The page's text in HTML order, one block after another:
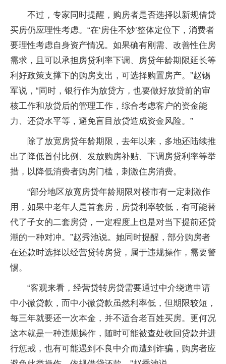
不过，专家同时提醒，购房者是否选择以新规借贷
买房仍应理性考虑。“在‘房住不炒’整体定位下，消费者
要理性考虑自身资产情况。如果确有刚需、改善性住房
需求，且可以承担房贷利率下调、房贷年龄期限延长等
利好政策支撑下的购房支出，可选择购置房产。”赵锡
军说，“同时，银行作为放贷方，也要做好放贷前的审
核工作和放贷后的管理工作，综合考虑客户的资金能
力、还贷水平等，避免盲目放贷造成资金风险。”
除了放宽房贷年龄期限，去年以来，多地还陆续推
出了降低首付比例、发放购房补贴、下调房贷利率等举
措，以降低消费者购房门槛，刺激住房消费。
“部分地区放宽房贷年龄期限对楼市有一定刺激作
用，如果中老年人是首套房，房贷利率较低，有可能替
代了子女的二套房贷，一定程度上也是对当下提前还贷
潮的一种对冲。”赵秀池说。她同时提醒，部分购房者
在还款时选择以经营贷转房贷，属于违规操作，需要警
惕。
“客观来看，经营贷转房贷需要通过中介绕道申请
中小微贷款，而中小微贷款虽然利率低，但期限较短，
每三年就要还一次本金，并不适合老百姓买房。更何况
这本就是一种违规操作，随时可能被查处收回贷款并进
行惩戒，也有可能遇到不良中介而遭到诈骗，购房者应